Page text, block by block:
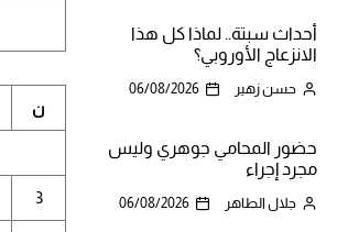
أحداث سبتة.. لماذا كل هذا
الانزعاج الأوروبي؟
حسن زهير 06/08/2026
حضور المحامي جوهري وليس
مجرد إجراء
جلال الطاهر 06/08/2026
ن
3